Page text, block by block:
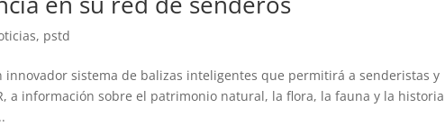
, pstd
innovador sistema de balizas inteligentes que permitirá a senderistas y
a información sobre el patrimonio natural, la flora, la fauna y la